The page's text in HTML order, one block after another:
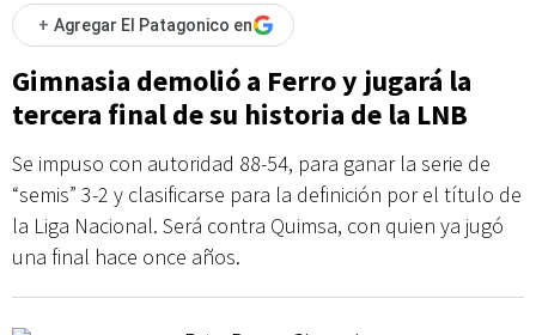
+ Agregar El Patagonico en
Gimnasia demolió a Ferro y jugará la
tercera final de su historia de la LNB
Se impuso con autoridad 88-54, para ganar la serie de
“semis” 3-2 y clasificarse para la definición por el título de
la Liga Nacional. Será contra Quimsa, con quien ya jugó
una final hace once años.